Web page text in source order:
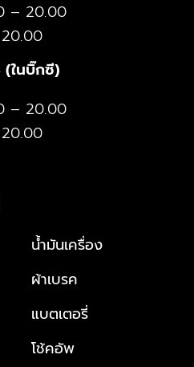
– 20.00
ในบิ๊กซี)
– 20.00
น้ำมันเครื่อง
ผ้าเบรค
แบตเตอรี่
โช้คอัพ